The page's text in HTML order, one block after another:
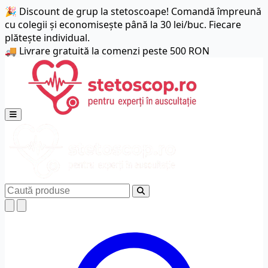
🎉 Discount de grup la stetoscoape! Comandă împreună
cu colegii și economisește până la 30 lei/buc. Fiecare
plătește individual.
🚚 Livrare gratuită la comenzi peste 500 RON
Deschide meniul principal